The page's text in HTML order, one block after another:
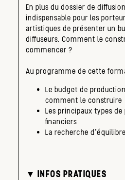
En plus du dossier de
indispensable pour les
artistiques de présenter un
diffuseurs. Comment le
commencer ?
Au programme de cette
Le budget de
comment le construire
Les principaux types
financiers
La recherche
▼ INFOS PRATIQUES